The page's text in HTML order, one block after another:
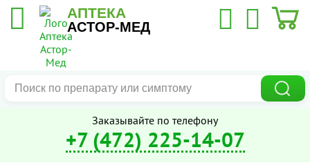
АПТЕКА
АСТОР-МЕД
Заказывайте по телефону
+7 (472) 225-14-07